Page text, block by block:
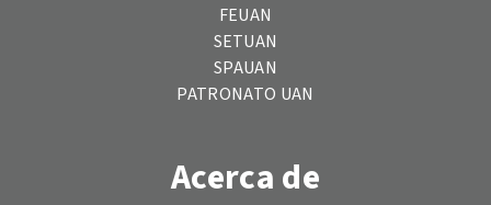
FEUAN
SETUAN
SPAUAN
PATRONATO UAN
Acerca de